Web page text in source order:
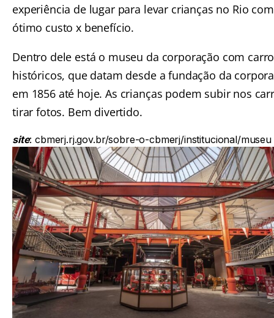
experiência de lugar para levar crianças no Rio com
ótimo custo x benefício.
Dentro dele está o museu da corporação com
históricos, que datam desde a fundação da
em 1856 até hoje. As crianças podem subir nos
tirar fotos. Bem divertido.
site:cbmerj.rj.gov.br/sobre-o-cbmerj/institucional/museu